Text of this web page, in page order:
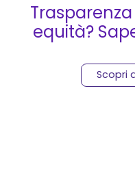
equità?
Scopri